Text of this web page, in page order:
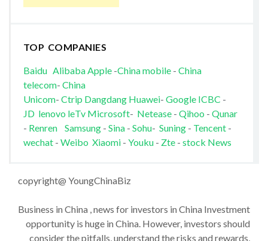
TOP COMPANIES
Baidu AlibabaApple-China mobile- China
telecom- China
Unicom- Ctrip Dangdang Huawei- Google ICBC -
JD lenovo leTv Microsoft- Netease- Qihoo - Qunar
- Renren Samsung- Sina- Sohu- Suning- Tencent-
wechat - Weibo Xiaomi- Youku - Zte- stock News
copyright@ YoungChinaBiz
Business in China , news for investors in China Investment
opportunity is huge in China. However, investors should
consider the pitfalls, understand the risks and rewards,